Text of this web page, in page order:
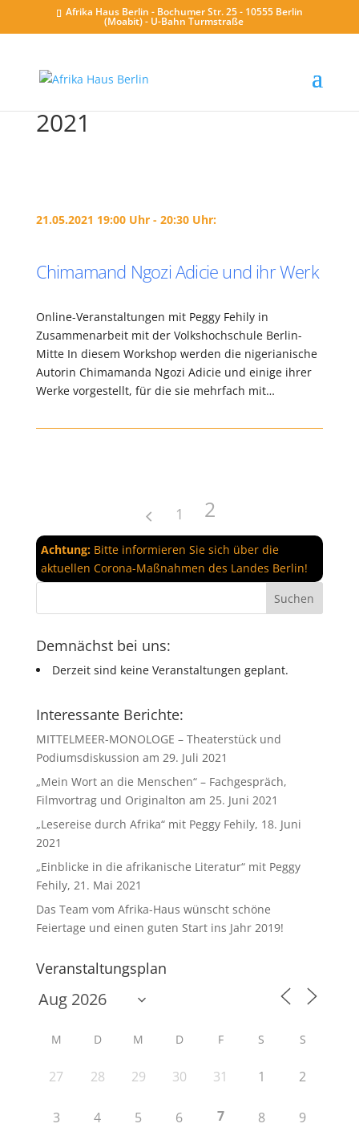
Afrika Haus Berlin - Bochumer Str. 25 - 10555 Berlin
(Moabit) - U-Bahn Turmstraße
2021
21.05.2021 19:00 Uhr - 20:30 Uhr:
Chimamand Ngozi Adicie und ihr Werk
Online-Veranstaltungen mit Peggy Fehily in
Zusammenarbeit mit der Volkshochschule Berlin-
Mitte In diesem Workshop werden die nigerianische
Autorin Chimamanda Ngozi Adicie und einige ihrer
Werke vorgestellt, für die sie mehrfach mit…
1 2
Achtung:Bitte informieren Sie sich über die
aktuellen Corona-Maßnahmen des Landes Berlin!
Demnächst bei uns:
Derzeit sind keine Veranstaltungen geplant.
Interessante Berichte:
MITTELMEER-MONOLOGE – Theaterstück und
Podiumsdiskussion am 29. Juli 2021
„Mein Wort an die Menschen“ – Fachgespräch,
Filmvortrag und Originalton am 25. Juni 2021
„Lesereise durch Afrika“ mit Peggy Fehily, 18. Juni
2021
„Einblicke in die afrikanische Literatur“ mit Peggy
Fehily, 21. Mai 2021
Das Team vom Afrika-Haus wünscht schöne
Feiertage und einen guten Start ins Jahr 2019!
Veranstaltungsplan
M D M D F S S
27 28 29 30 31 1 2
3 4 5 6 7 8 9